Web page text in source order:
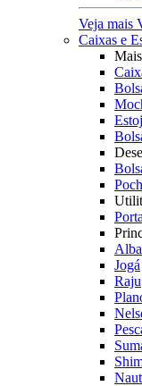
Veja mais
Caixas e
Jogá
Raju